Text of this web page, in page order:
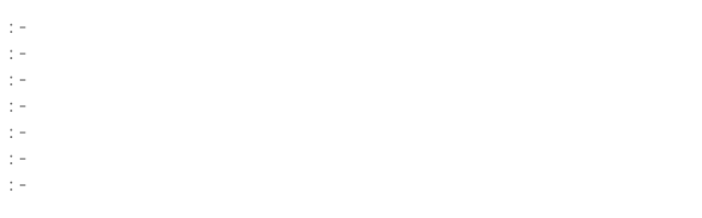
: -
: -
: -
: -
: -
: -
: -